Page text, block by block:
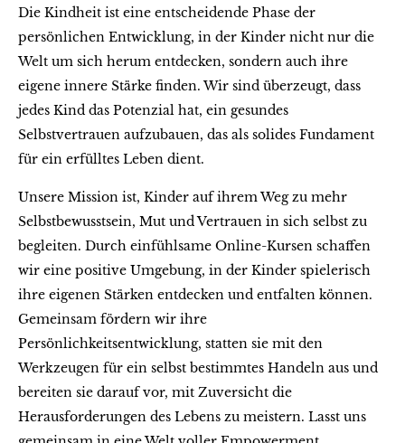
Die Kindheit ist eine entscheidende Phase der
persönlichen Entwicklung, in der Kinder nicht nur die
Welt um sich herum entdecken, sondern auch ihre
eigene innere Stärke finden. Wir sind überzeugt, dass
jedes Kind das Potenzial hat, ein gesundes
Selbstvertrauen aufzubauen, das als solides Fundament
für ein erfülltes Leben dient.
Unsere Mission ist, Kinder auf ihrem Weg zu mehr
Selbstbewusstsein, Mut und Vertrauen in sich selbst zu
begleiten. Durch einfühlsame Online-Kursen schaffen
wir eine positive Umgebung, in der Kinder spielerisch
ihre eigenen Stärken entdecken und entfalten können.
Gemeinsam fördern wir ihre
Persönlichkeitsentwicklung, statten sie mit den
Werkzeugen für ein selbst bestimmtes Handeln aus und
bereiten sie darauf vor, mit Zuversicht die
Herausforderungen des Lebens zu meistern. Lasst uns